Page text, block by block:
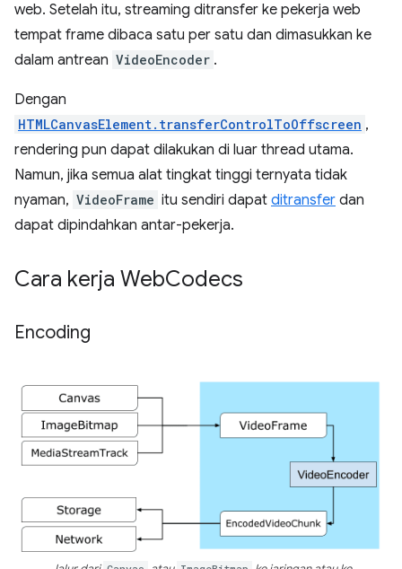
web. Setelah itu, streaming ditransfer ke pekerja web
tempat frame dibaca satu per satu dan dimasukkan ke
dalam antrean VideoEncoder .
Dengan
HTMLCanvasElement.transferControlToOffscreen ,
rendering pun dapat dilakukan di luar thread utama.
Namun, jika semua alat tingkat tinggi ternyata tidak
nyaman, VideoFrame itu sendiri dapat ditransfer dan
dapat dipindahkan antar-pekerja.
Cara kerja WebCodecs
Encoding